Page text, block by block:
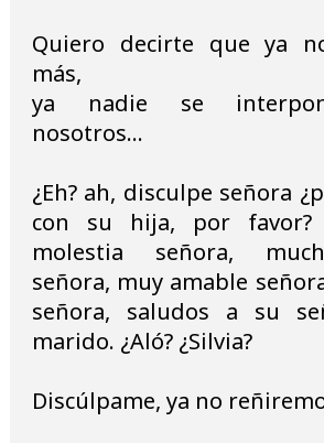
Quiero decirte que ya
más,
ya nadie se
nosotros...
¿Eh? ah, disculpe señora
con su hija, por favor?
molestia señora,
señora, muy amable
señora, saludos a su
marido. ¿Aló? ¿Silvia?
Discúlpame, ya no